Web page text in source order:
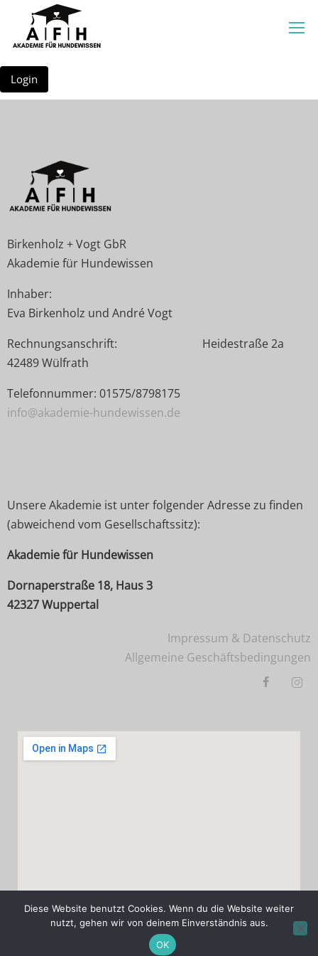
Login
Birkenholz + Vogt GbR
Akademie für Hundewissen
Inhaber:
Eva Birkenholz und André Vogt
Rechnungsanschrift: Heidestraße 2a
42489 Wülfrath
Telefonnummer: 01575/8798175
info@akademie-hundewissen.de
Unsere Akademie ist unter folgender Adresse zu finden
(abweichend vom Gesellschaftssitz):
Akademie für Hundewissen
Dornaperstraße 18, Haus 3
42327 Wuppertal
Impressum & Datenschutz
Allgemeine Geschäftsbedingungen
Diese Website benutzt Cookies. Wenn du die Website weiter
nutzt, gehen wir von deinem Einverständnis aus.
OK